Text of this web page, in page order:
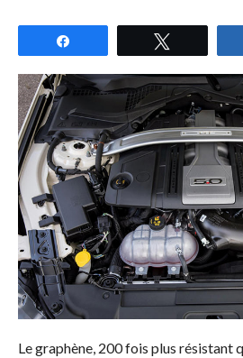
Le graphène, 200 fois plus résistant